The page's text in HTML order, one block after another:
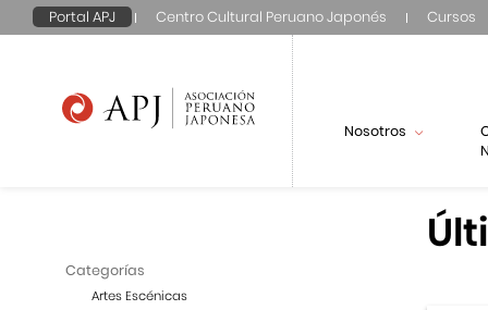
Portal APJ Centro Cultural Peruano Japonés Cursos
Nosotros
Categorías
Artes Escénicas